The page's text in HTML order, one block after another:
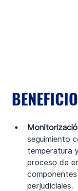
seguimiento
temperatura
proceso de
perjudiciales.